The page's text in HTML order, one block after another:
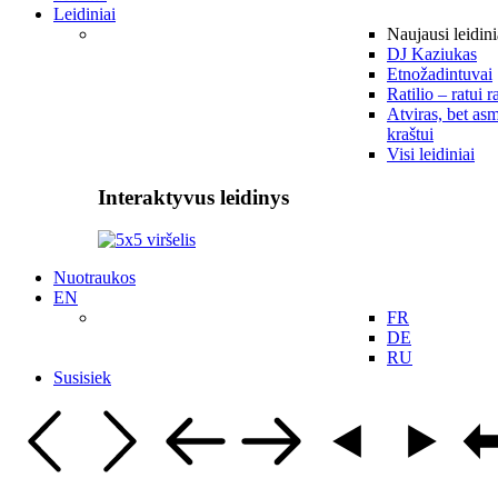
Leidiniai
Naujausi
DJ Kaziukas
Etnožadintuvai
Ratilio – ratui
Atviras, bet
kraštui
Visi leidiniai
Interaktyvus leidinys
Nuotraukos
EN
FR
DE
RU
Susisiek